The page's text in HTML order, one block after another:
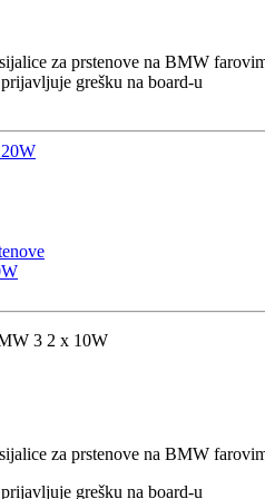
za prstenove na BMW
grešku na board-u
RSD.
3 2 x 10W
za prstenove na BMW
grešku na board-u